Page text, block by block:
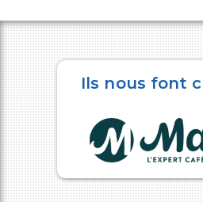
Ils nous font